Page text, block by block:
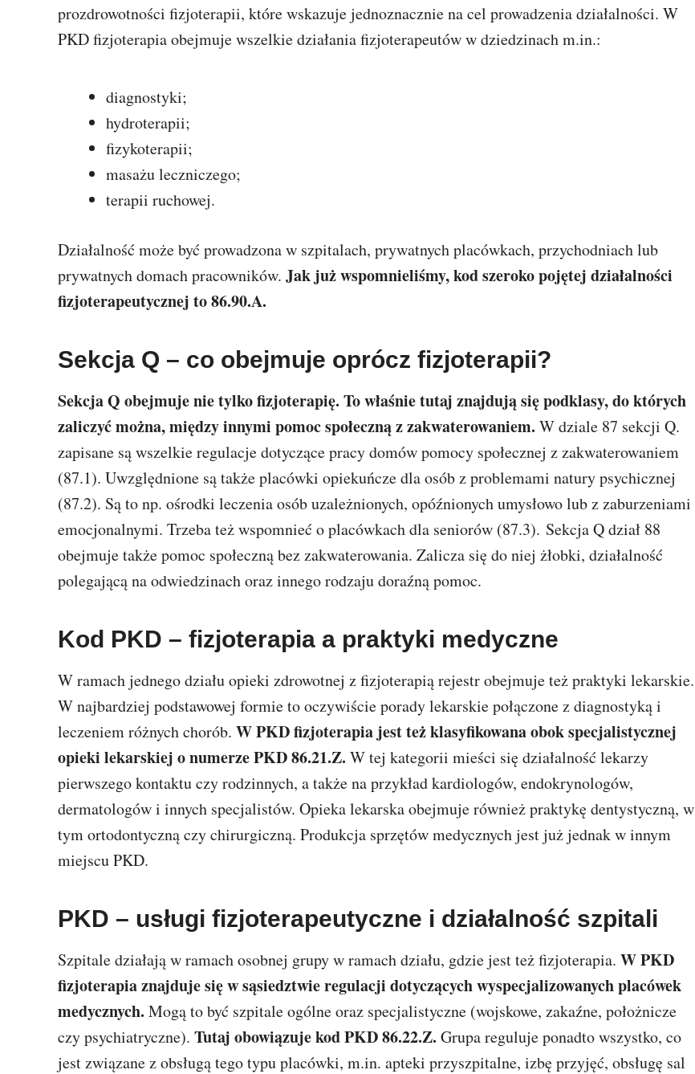
prozdrowotności fizjoterapii, które wskazuje jednoznacznie na cel prowadzenia działalności. W
PKD fizjoterapia obejmuje wszelkie działania fizjoterapeutów w dziedzinach m.in.:
diagnostyki;
hydroterapii;
fizykoterapii;
masażu leczniczego;
terapii ruchowej.
Działalność może być prowadzona w szpitalach, prywatnych placówkach, przychodniach lub
prywatnych domach pracowników. Jak już wspomnieliśmy, kod szeroko pojętej działalności
fizjoterapeutycznej to 86.90.A.
Sekcja Q – co obejmuje oprócz fizjoterapii?
Sekcja Q obejmuje nie tylko fizjoterapię. To właśnie tutaj znajdują się podklasy, do których
zaliczyć można, między innymi pomoc społeczną z zakwaterowaniem. W dziale 87 sekcji Q.
zapisane są wszelkie regulacje dotyczące pracy domów pomocy społecznej z zakwaterowaniem
(87.1). Uwzględnione są także placówki opiekuńcze dla osób z problemami natury psychicznej
(87.2). Są to np. ośrodki leczenia osób uzależnionych, opóźnionych umysłowo lub z zaburzeniami
emocjonalnymi. Trzeba też wspomnieć o placówkach dla seniorów (87.3). Sekcja Q dział 88
obejmuje także pomoc społeczną bez zakwaterowania. Zalicza się do niej żłobki, działalność
polegającą na odwiedzinach oraz innego rodzaju doraźną pomoc.
Kod PKD – fizjoterapia a praktyki medyczne
W ramach jednego działu opieki zdrowotnej z fizjoterapią rejestr obejmuje też praktyki lekarskie.
W najbardziej podstawowej formie to oczywiście porady lekarskie połączone z diagnostyką i
leczeniem różnych chorób. W PKD fizjoterapia jest też klasyfikowana obok specjalistycznej
opieki lekarskiej o numerze PKD 86.21.Z. W tej kategorii mieści się działalność lekarzy
pierwszego kontaktu czy rodzinnych, a także na przykład kardiologów, endokrynologów,
dermatologów i innych specjalistów. Opieka lekarska obejmuje również praktykę dentystyczną, w
tym ortodontyczną czy chirurgiczną. Produkcja sprzętów medycznych jest już jednak w innym
miejscu PKD.
PKD – usługi fizjoterapeutyczne i działalność szpitali
Szpitale działają w ramach osobnej grupy w ramach działu, gdzie jest też fizjoterapia. W PKD
fizjoterapia znajduje się w sąsiedztwie regulacji dotyczących wyspecjalizowanych placówek
medycznych. Mogą to być szpitale ogólne oraz specjalistyczne (wojskowe, zakaźne, położnicze
czy psychiatryczne). Tutaj obowiązuje kod PKD 86.22.Z. Grupa reguluje ponadto wszystko, co
jest związane z obsługą tego typu placówki, m.in. apteki przyszpitalne, izbę przyjęć, obsługę sal